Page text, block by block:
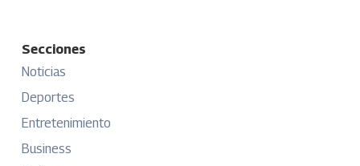
Secciones
Noticias
Deportes
Entretenimiento
Business